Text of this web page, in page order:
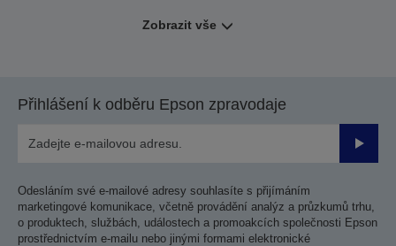
Zobrazit vše
Přihlášení k odběru Epson zpravodaje
Odesláním své e-mailové adresy souhlasíte s přijímáním
marketingové komunikace, včetně provádění analýz a průzkumů trhu,
o produktech, službách, událostech a promoakcích společnosti Epson
prostřednictvím e-mailu nebo jinými formami elektronické